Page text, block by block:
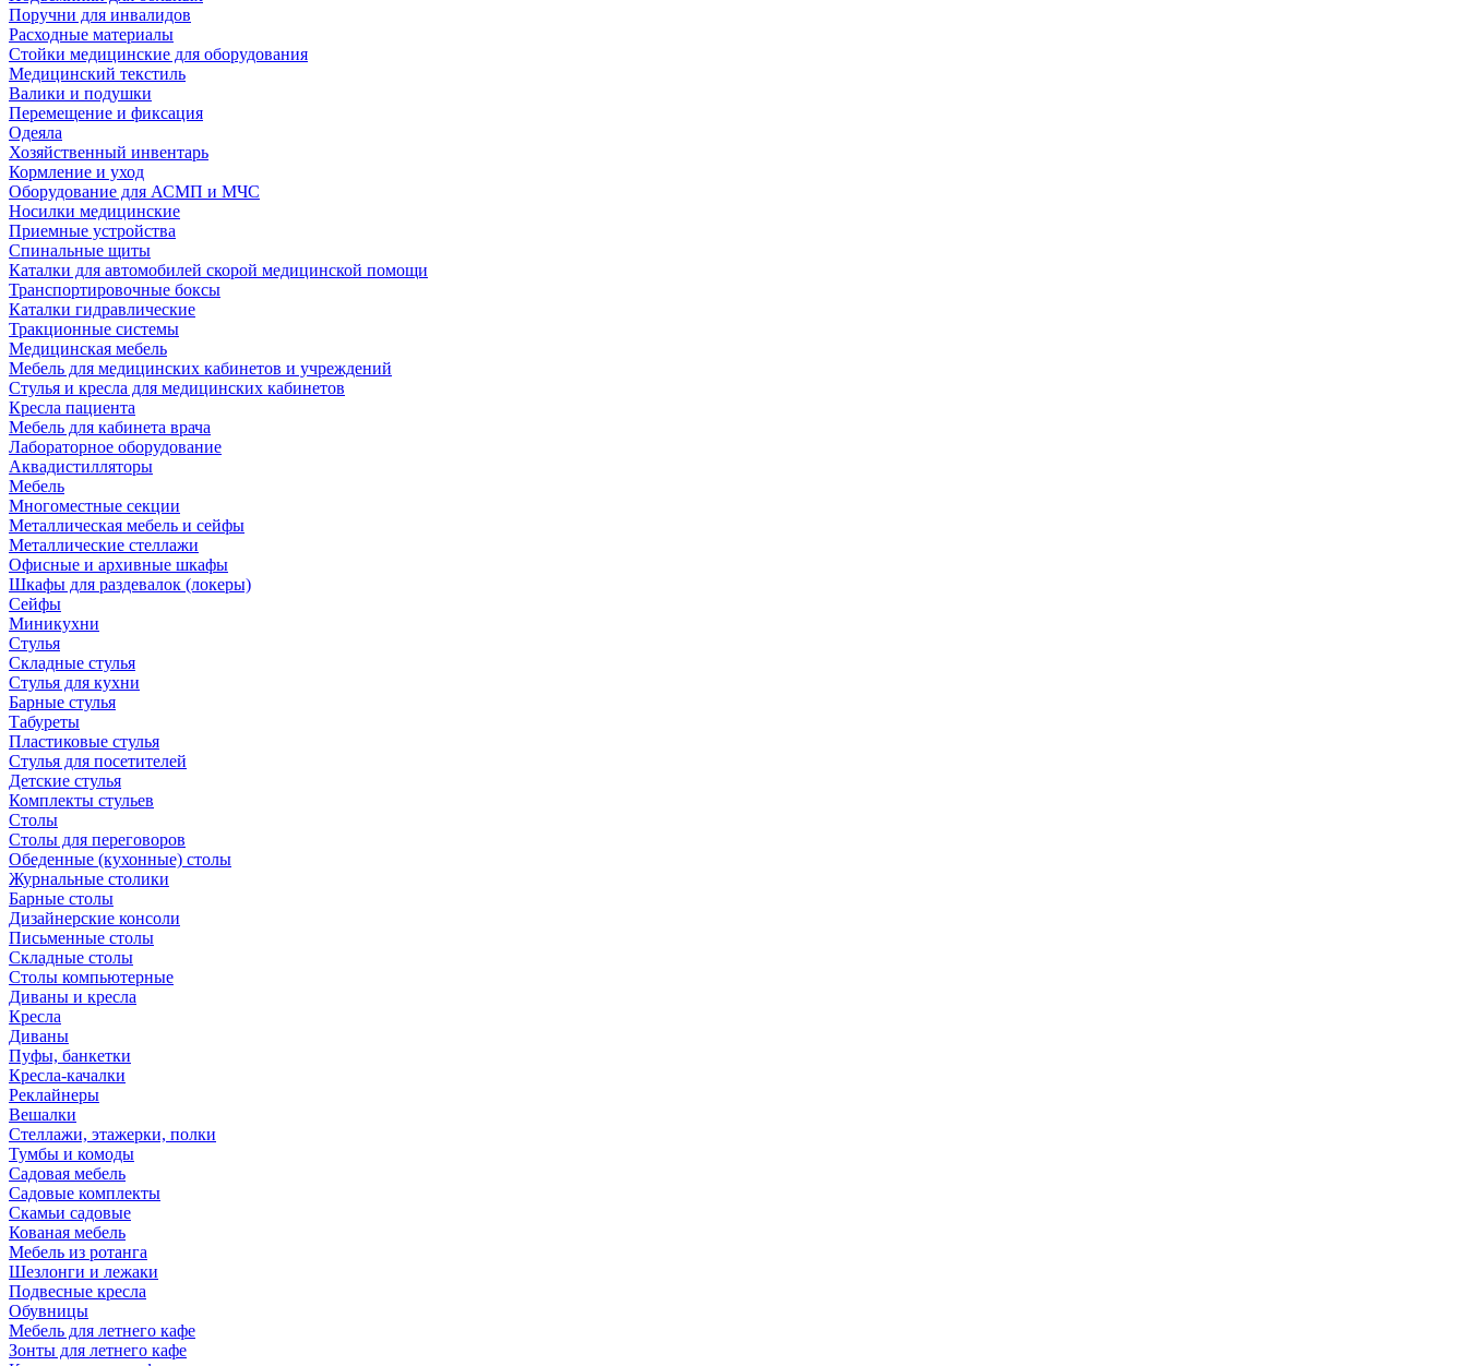
Поручни для инвалидов
Расходные материалы
Стойки медицинские для оборудования
Медицинский текстиль
Валики и подушки
Перемещение и фиксация
Одеяла
Хозяйственный инвентарь
Кормление и уход
Оборудование для АСМП и МЧС
Носилки медицинские
Приемные устройства
Спинальные щиты
Каталки для автомобилей скорой медицинской помощи
Транспортировочные боксы
Каталки гидравлические
Тракционные системы
Медицинская мебель
Мебель для медицинских кабинетов и учреждений
Стулья и кресла для медицинских кабинетов
Кресла пациента
Мебель для кабинета врача
Лабораторное оборудование
Аквадистилляторы
Мебель
Многоместные секции
Металлическая мебель и сейфы
Металлические стеллажи
Офисные и архивные шкафы
Шкафы для раздевалок (локеры)
Сейфы
Миникухни
Стулья
Складные стулья
Стулья для кухни
Барные стулья
Табуреты
Пластиковые стулья
Стулья для посетителей
Детские стулья
Комплекты стульев
Столы
Столы для переговоров
Обеденные (кухонные) столы
Журнальные столики
Барные столы
Дизайнерские консоли
Письменные столы
Складные столы
Столы компьютерные
Диваны и кресла
Кресла
Диваны
Пуфы, банкетки
Кресла-качалки
Реклайнеры
Вешалки
Стеллажи, этажерки, полки
Тумбы и комоды
Садовая мебель
Садовые комплекты
Скамьи садовые
Кованая мебель
Мебель из ротанга
Шезлонги и лежаки
Подвесные кресла
Обувницы
Мебель для летнего кафе
Зонты для летнего кафе